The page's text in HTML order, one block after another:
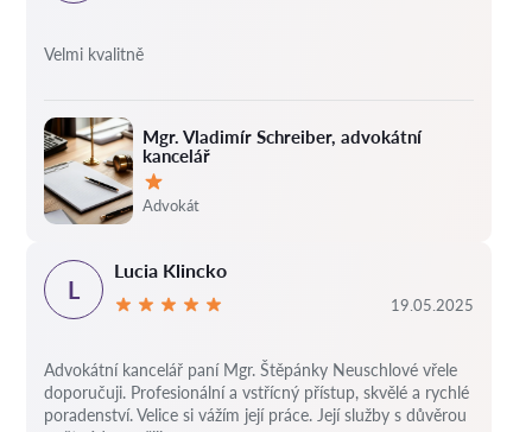
Mgr. Vladimír Schreiber, advokátní
kancelář
Hodnocení:
Advokát
Velmi kvalitně
L
Lucia Klincko
19.05.2025
Advokátní kancelář paní Mgr. Štěpánky Neuschlové vřele
doporučuji. Profesionální a vstřícný přístup, skvělé a rychlé
poradenství. Velice si vážím její práce. Její služby s důvěrou